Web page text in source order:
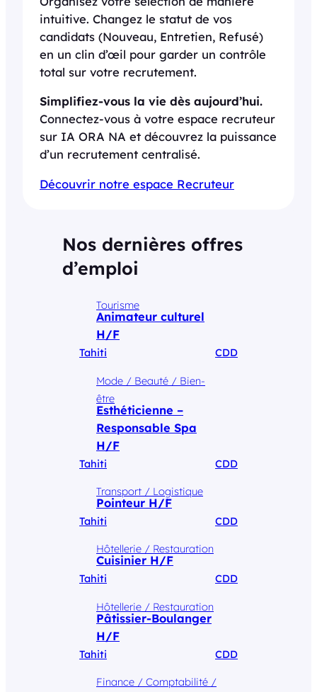
intuitive. Changez le statut de vos
candidats (Nouveau, Entretien, Refusé)
en un clin d’œil pour garder un contrôle
total sur votre recrutement.
Simplifiez-vous la vie dès aujourd’hui.
Connectez-vous à votre espace recruteur
sur IA ORA NA et découvrez la puissance
d’un recrutement centralisé.
Découvrir notre espace Recruteur
Nos dernières offres
d’emploi
Tourisme
Animateur culturel
H/F
Tahiti CDD
Mode / Beauté / Bien-
être
Esthéticienne –
Responsable Spa
H/F
Tahiti CDD
Transport / Logistique
Pointeur H/F
Tahiti CDD
Hôtellerie / Restauration
Cuisinier H/F
Tahiti CDD
Hôtellerie / Restauration
Pâtissier-Boulanger
H/F
Tahiti CDD
Finance / Comptabilité /